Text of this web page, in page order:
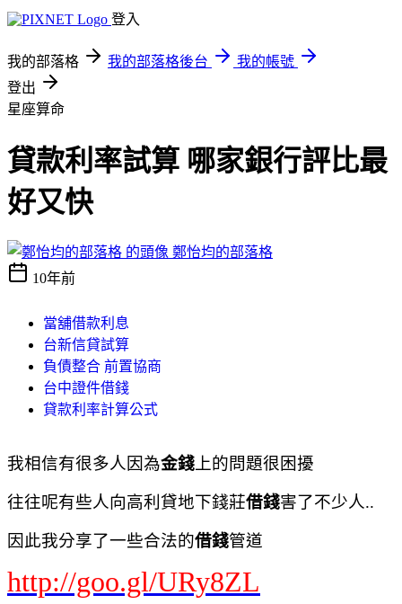
登入
我的部落格 我的部落格後台
我的帳號
登出
星座算命
貸款利率試算 哪家銀行評比最
好又快
鄭怡均的部落格
10年前
當舖借款利息
台新信貸試算
負債整合 前置協商
台中證件借錢
貸款利率計算公式
我相信有很多人因為金錢 上的問題很困擾
往往呢有些人向高利貸地下錢莊借錢害了不少人..
因此我分享了一些合法的借錢管道
http://goo.gl/URy8ZL